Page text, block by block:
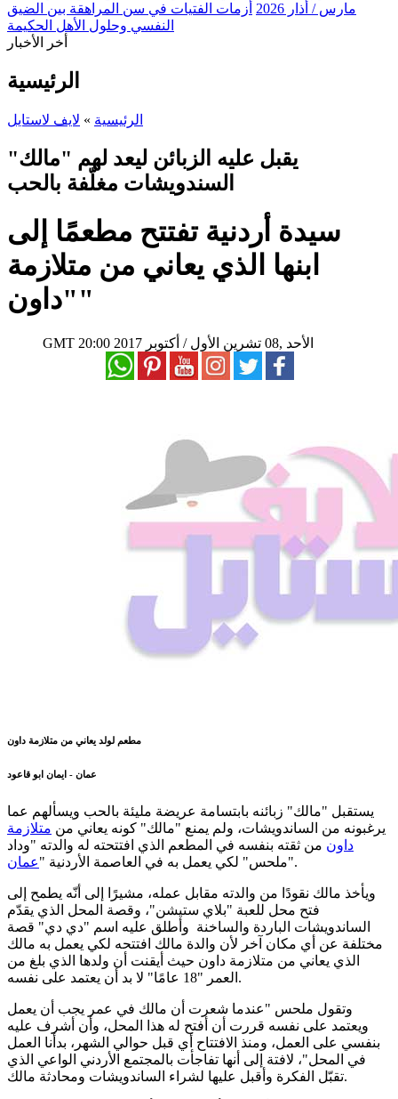
مارس / أذار 2026
أزمات الفتيات في سن المراهقة بين الضيق
النفسي وحلول الأهل الحكيمة
أخر الأخبار
الرئيسية
الرئيسية » لايف لاستايل
يقبل عليه الزبائن ليعد لهم "مالك"
السندويشات مغلّفة بالحب
سيدة أردنية تفتتح مطعمًا إلى
ابنها الذي يعاني من متلازمة
"داون"
GMT 20:00 2017 الأحد ,08 تشرين الأول / أكتوبر
مطعم لولد يعاني من متلازمة داون
عمان - ايمان ابو قاعود
يستقبل "مالك" زبائنه بابتسامة عريضة مليئة بالحب ويسألهم عما
يرغبونه من الساندويشات، ولم يمنع "مالك" كونه يعاني من متلازمة
داون من ثقته بنفسه في المطعم الذي افتتحته له والدته "وداد
ملحس" لكي يعمل به في العاصمة الأردنية "عمان ".
ويأخذ مالك نقودًا من والدته مقابل عمله، مشيرًا إلى أنّه يطمح إلى
فتح محل للعبة "بلاي ستيشن"، وقصة المحل الذي يقدّم
الساندويشات الباردة والساخنة وأطلق عليه اسم "دي دي" قصة
مختلفة عن أي مكان آخر لأن والدة مالك افتتحه لكي يعمل به مالك
الذي يعاني من متلازمة داون حيث أيقنت أن ولدها الذي بلغ من
العمر "18 عامًا" لا بد أن يعتمد على نفسه.
وتقول ملحس "عندما شعرت أن مالك في عمر يجب أن يعمل
ويعتمد على نفسه قررت أن أفتح له هذا المحل، وأن أشرف عليه
بنفسي على العمل، ومنذ الافتتاح أي قبل حوالي الشهر، بدأنا العمل
في المحل"، لافتة إلى أنها تفاجأت بالمجتمع الأردني الواعي الذي
تقبّل الفكرة وأقبل عليها لشراء الساندويشات ومحادثة مالك.